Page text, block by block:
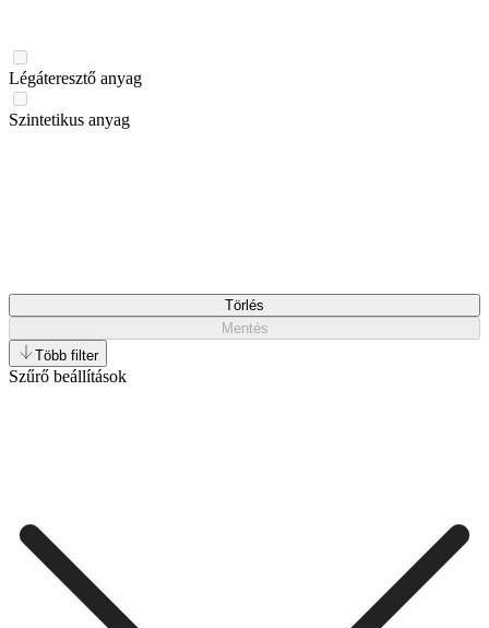
Légáteresztő anyag
Szintetikus anyag
Törlés
Mentés
Több filter
Szűrő beállítások